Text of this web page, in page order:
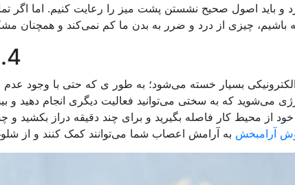
و باید اصول صحیح نشستن پشت میز را رعایت کنیم. اما اگر
چیزی از درد و ضرر به بدن ما کم نمی‌کند و همچنان
4. آرام کردن ذهن
بسیار خسته می‌شود؛ به طور ی که حتی با وجود عدم
می‌شوید که به سختی می‌توانید فعالیت دیگری انجام دهید و
از محیط کار فاصله بگیرید و برای چند دقیقه دراز بکشید و
آرامبخش به آرامش اعصاب شما می‌توانند کمک کنند و از